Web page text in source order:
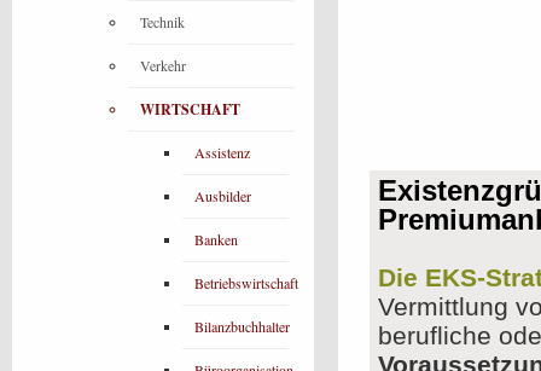
Die EKS-
Vermittlung
berufliche
Technik
Verkehr
WIRTSCHAFT
Assistenz
Ausbilder
Banken
Betriebswirtschaft
Bilanzbuchhalter